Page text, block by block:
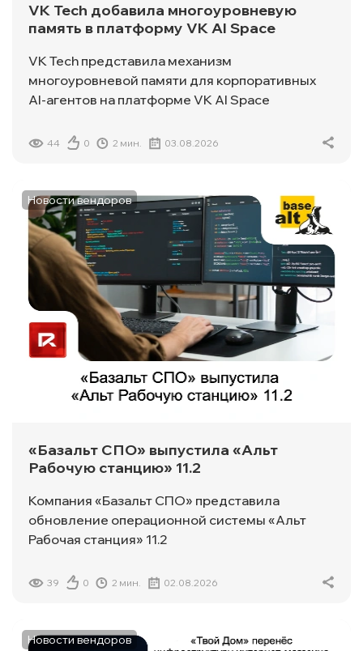
VK Tech добавила многоуровневую
память в платформу VK AI Space
VK Tech представила механизм
многоуровневой памяти для корпоративных
AI-агентов на платформе VK AI Space
44 0 2 мин. 03.08.2026
Новости вендоров
«Базальт СПО» выпустила «Альт
Рабочую станцию» 11.2
Компания «Базальт СПО» представила
обновление операционной системы «Альт
Рабочая станция» 11.2
39 0 2 мин. 02.08.2026
Новости вендоров